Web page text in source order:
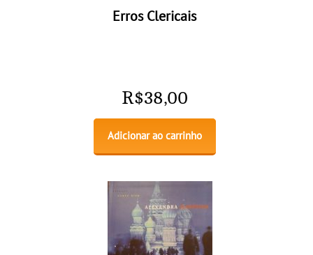
Erros Clericais
R$38,00
Adicionar ao carrinho